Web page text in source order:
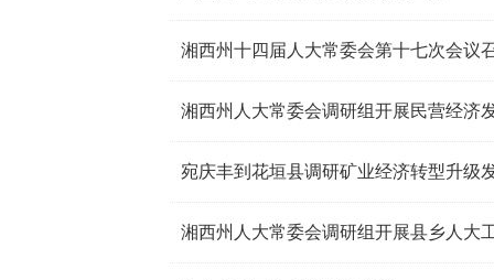
湘西州十四届人大常委会第十七次会议
湘西州人大常委会调研组开展民营经济
宛庆丰到花垣县调研矿业经济转型升级
湘西州人大常委会调研组开展县乡人大